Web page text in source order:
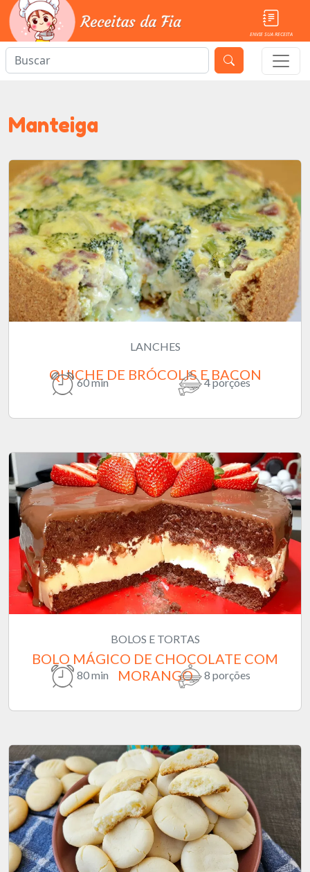
ENVIE SUA RECEITA
Manteiga
LANCHES
QUICHE DE BRÓCOLIS E BACON
60 min 4 porções
BOLOS E TORTAS
BOLO MÁGICO DE CHOCOLATE COM
MORANGO
80 min 8 porções